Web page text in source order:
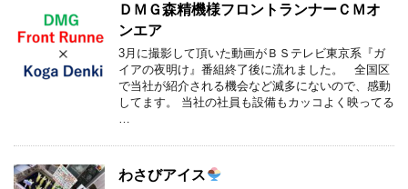
ＤＭＧ森精機様フロントランナーＣＭオ
ンエア
3月に撮影して頂いた動画がＢＳテレビ東京系『ガ
イアの夜明け』番組終了後に流れました。 全国区
で当社が紹介される機会など滅多にないので、感動
してます。 当社の社員も設備もカッコよく映ってる
わさびアイス